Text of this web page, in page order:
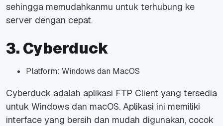
sehingga memudahkanmu untuk terhubung ke
server dengan cepat.
3. Cyberduck
Platform: Windows dan MacOS
Cyberduck adalah aplikasi FTP Client yang tersedia
untuk Windows dan macOS. Aplikasi ini memiliki
interface yang bersih dan mudah digunakan, cocok